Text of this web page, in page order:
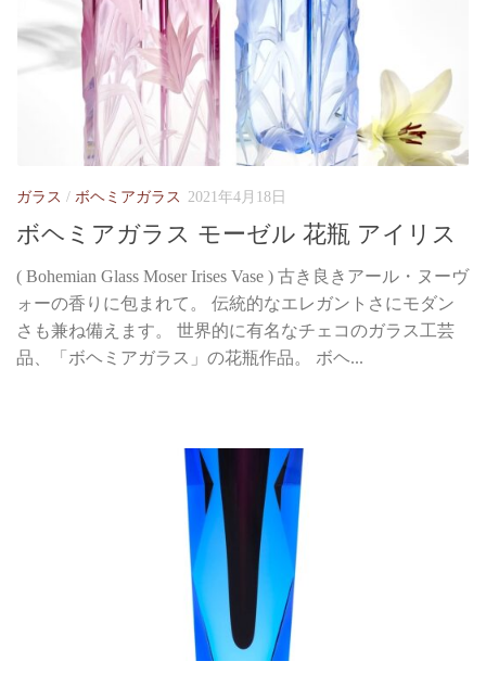
ガラス / ボヘミアガラス 2021年4月18日
ボヘミアガラス モーゼル 花瓶 アイリス
( Bohemian Glass Moser Irises Vase ) 古き良きアール・ヌーヴ
ォーの香りに包まれて。 伝統的なエレガントさにモダン
さも兼ね備えます。 世界的に有名なチェコのガラス工芸
品、「ボヘミアガラス」の花瓶作品。 ボヘ...